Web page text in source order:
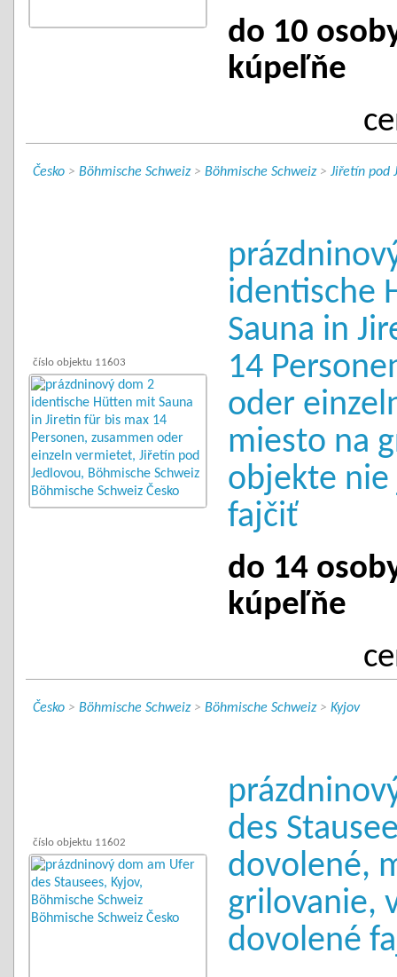
do 10
kúpeľňe
Česko > Böhmische Schweiz> Böhmische Schweiz> Jiřetín pod
číslo objektu 11603
identische
Sauna in
14
oder
miesto na
objekte
fajčiť
do 14
kúpeľňe
Česko > Böhmische Schweiz> Böhmische Schweiz> Kyjov
číslo objektu 11602
des
dovolené,
grilovanie,
dovolené